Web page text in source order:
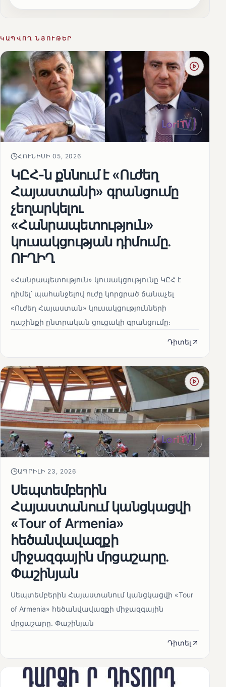
ԿԱՊՎՈՂ ՆՅՈՒԹԵՐ
ՀՈՒՆԻՍԻ 05, 2026
ԿԸՀ-ն քննում է «Ուժեղ
Հայաստանի» գրանցումը
չեղարկելու
«Հանրապետություն»
կուսակցության դիմումը.
ՈՒՂԻՂ
«Հանրապետություն» կուսակցությունը ԿԸՀ է
դիմել՝ պահանջելով ուժը կորցրած ճանաչել
«Ուժեղ Հայաստան» կուսակցությունների
դաշինքի ընտրական ցուցակի գրանցումը։
Դիտել
ԱՊՐԻԼԻ 23, 2026
Սեպտեմբերին
Հայաստանում կանցկացվի
«Tour of Armenia»
հեծանվավազքի
միջազգային մրցաշարը.
Փաշինյան
Սեպտեմբերին Հայաստանում կանցկացվի «Tour
of Armenia» հեծանվավազքի միջազգային
մրցաշարը. Փաշինյան
Դիտել